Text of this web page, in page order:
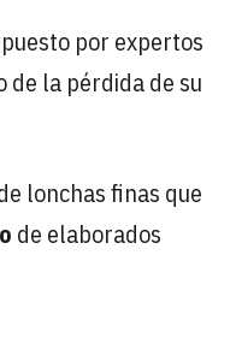
por expertos
de la pérdida de su
lonchas finas que
de elaborados